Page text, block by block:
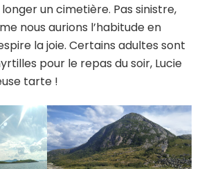
un cimetière. Pas sinistre,
nous aurions l’habitude en
la joie. Certains adultes sont
pour le repas du soir, Lucie
tarte !